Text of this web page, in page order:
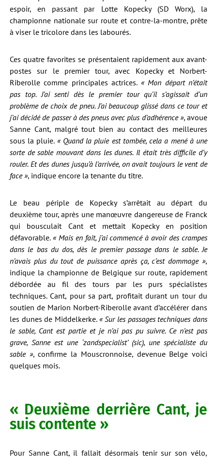
espoir, en passant par Lotte Kopecky (SD Worx), la
championne nationale sur route et contre-la-montre, prête
à viser le tricolore dans les labourés.
Ces quatre favorites se présentaient rapidement aux avant-
postes sur le premier tour, avec Kopecky et Norbert-
Riberolle comme principales actrices. « Mon départ n’était
pas top. J’ai senti dès le premier tour qu’il s’agissait d’un
problème de choix de pneu. J’ai beaucoup glissé dans ce tour et
j’ai décidé de passer à des pneus avec plus d’adhérence », avoue
Sanne Cant, malgré tout bien au contact des meilleures
sous la pluie. « Quand la pluie est tombée, cela a mené à une
sorte de sable mouvant dans les dunes. Il était très difficile d’y
rouler. Et des dunes jusqu’à l’arrivée, on avait toujours le vent de
face », indique encore la tenante du titre.
Le beau périple de Kopecky s’arrêtait au départ du
deuxième tour, après une manœuvre dangereuse de Franck
qui bousculait Cant et mettait Kopecky en position
défavorable. « Mais en fait, j’ai commencé à avoir des crampes
dans le bas du dos, dès le premier passage dans le sable. Je
n’avais plus du tout de puissance après ça, c’est dommage »,
indique la championne de Belgique sur route, rapidement
débordée au fil des tours par les purs spécialistes
techniques. Cant, pour sa part, profitait durant un tour du
soutien de Marion Norbert-Riberolle avant d’accélérer dans
les dunes de Middelkerke. « Sur les passages techniques dans
le sable, Cant est partie et je n’ai pas pu suivre. Ce n’est pas
grave, Sanne est une ‘zandspecialist’ (sic), une spécialiste du
sable », confirme la Mouscronnoise, devenue Belge voici
quelques mois.
« Deuxième derrière Cant, je
suis contente »
Pour Sanne Cant, il fallait désormais tenir sur son vélo,